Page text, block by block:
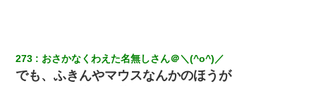
273 おさかなくわえた名無しさん＠＼(^o^)／
でも、ふきんやマウスなんかのほうが